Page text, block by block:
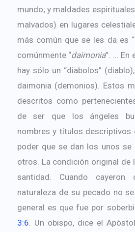
mundo; y maldades
malvados) en lugares
más común que se les da es “
comúnmente “daimonia”. … En
hay sólo un “diabolos”
daimonia (demonios).
Estos
descritos como
de ser que los ángeles
nombres y títulos descriptivos
poder que se dan los unos se
otros. La condición original de
santidad. Cuando
naturaleza de su pecado no
general es que fue por
3:6 . Un obispo, dice el